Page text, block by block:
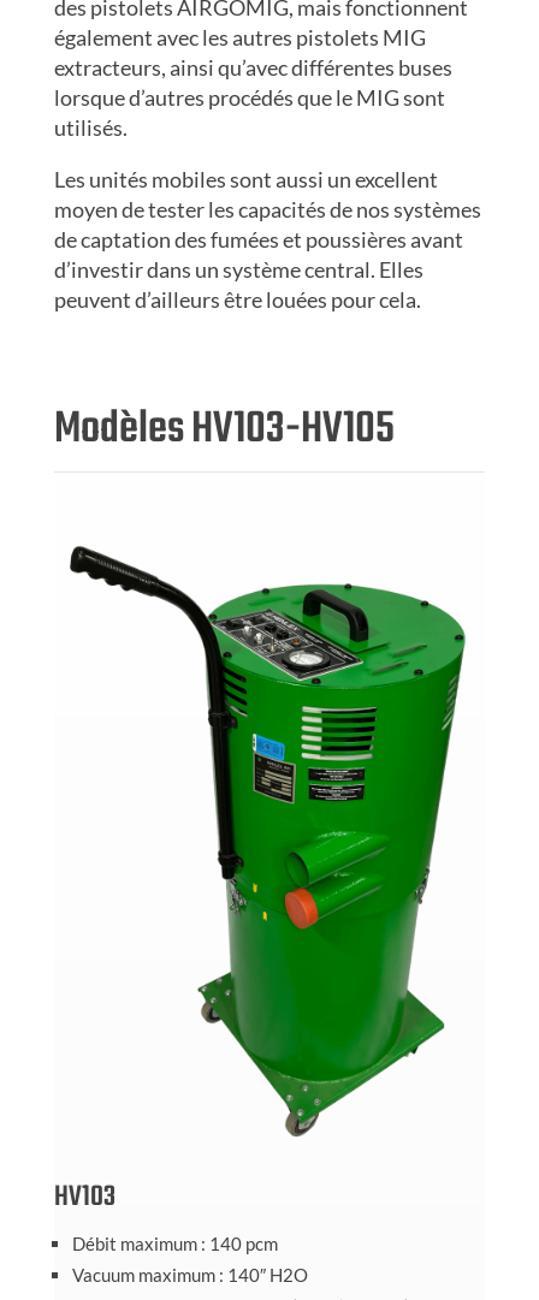
des pistolets AIRGOMIG, mais fonctionnent
également avec les autres pistolets MIG
extracteurs, ainsi qu’avec différentes buses
lorsque d’autres procédés que le MIG sont
utilisés.
Les unités mobiles sont aussi un excellent
moyen de tester les capacités de nos systèmes
de captation des fumées et poussières avant
d’investir dans un système central. Elles
peuvent d’ailleurs être louées pour cela.
Modèles HV103-HV105
HV103
Débit maximum : 140 pcm
Vacuum maximum : 140″ H2O